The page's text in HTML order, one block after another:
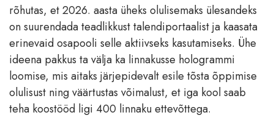
rõhutas, et 2026. aasta üheks olulisemaks ülesandeks
on suurendada teadlikkust talendiportaalist ja kaasata
erinevaid osapooli selle aktiivseks kasutamiseks. Ühe
ideena pakkus ta välja ka linnakusse hologrammi
loomise, mis aitaks järjepidevalt esile tõsta õppimise
olulisust ning väärtustas võimalust, et iga kool saab
teha koostööd ligi 400 linnaku ettevõttega.